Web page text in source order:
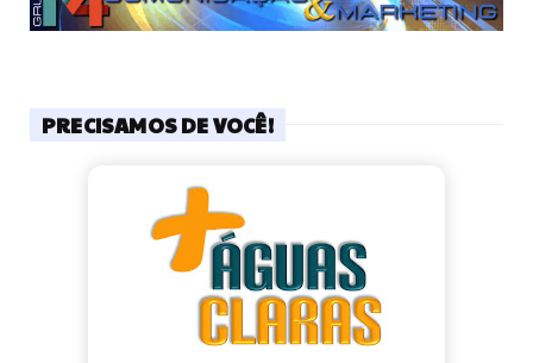
PRECISAMOS DE VOCÊ!